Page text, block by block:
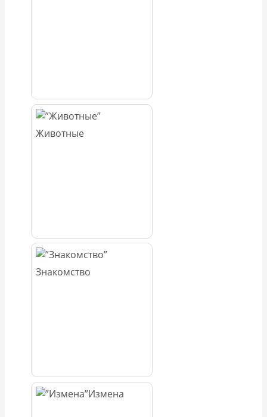
Животные
Знакомство
Измена